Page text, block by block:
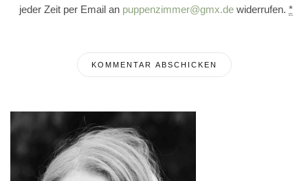
jeder Zeit per Email an puppenzimmer@gmx.de widerrufen. *